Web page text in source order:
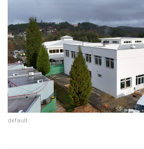
default